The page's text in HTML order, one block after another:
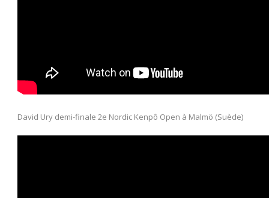
David Ury demi-finale 2e Nordic Kenpô Open à Malmö (Suède)